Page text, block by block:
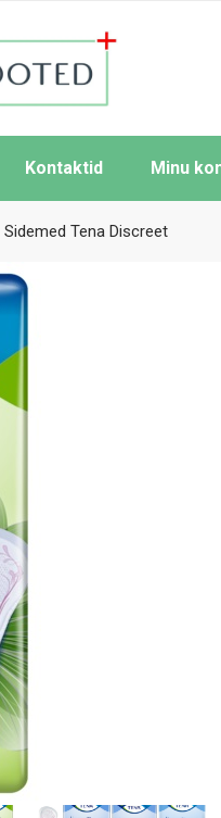
Kontaktid Minu
Sidemed Tena Discreet